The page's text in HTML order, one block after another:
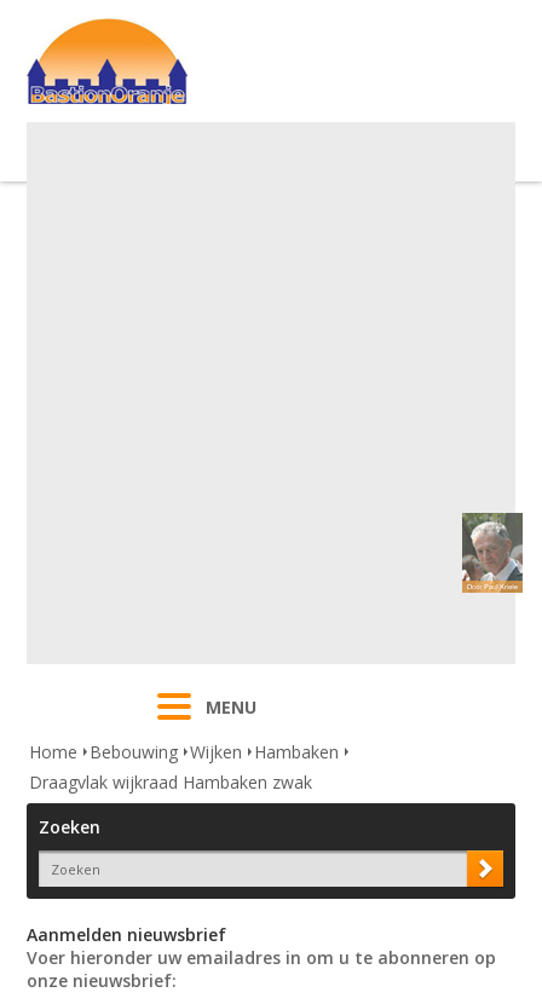
MENU
Home
Bebouwing Wijken
Hambaken
Draagvlak wijkraad Hambaken zwak
Zoeken
Aanmelden nieuwsbrief
Voer hieronder uw emailadres in om u te abonneren op
onze nieuwsbrief: